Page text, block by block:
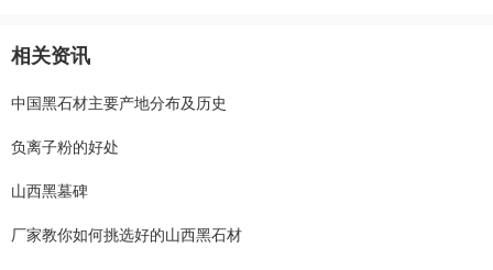
相关资讯
中国黑石材主要产地分布及历史
负离子粉的好处
山西黑墓碑
厂家教你如何挑选好的山西黑石材